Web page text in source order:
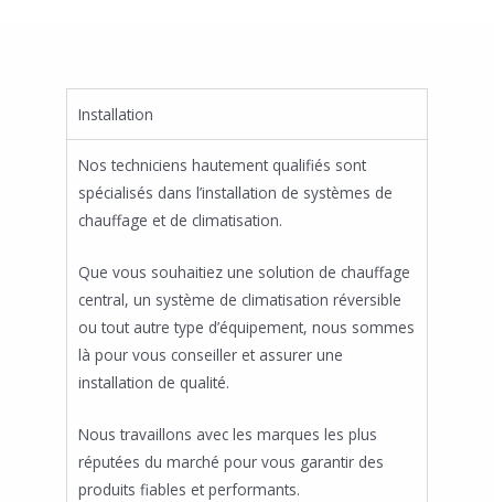
Installation
Nos techniciens hautement qualifiés sont
spécialisés dans l’installation de systèmes de
chauffage et de climatisation.
Que vous souhaitiez une solution de chauffage
central, un système de climatisation réversible
ou tout autre type d’équipement, nous sommes
là pour vous conseiller et assurer une
installation de qualité.
Nous travaillons avec les marques les plus
réputées du marché pour vous garantir des
produits fiables et performants.